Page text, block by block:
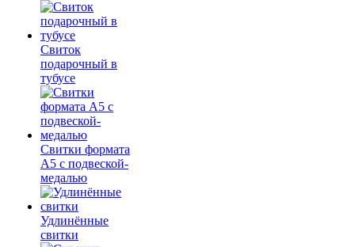
Свиток
подарочный в
тубусе
Свитки формата
А5 с подвеской-
медалью
Удлинённые
свитки